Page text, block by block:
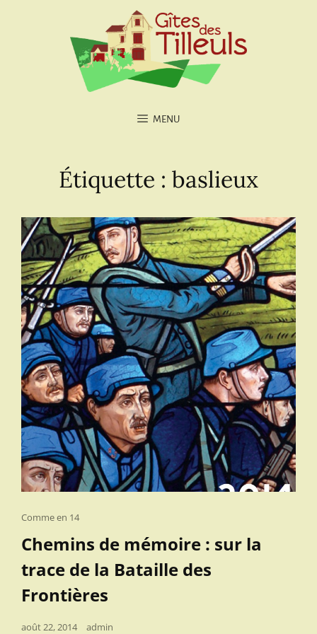
MENU
Étiquette : baslieux
Cat
Comme en 14
Chemins de mémoire : sur la
trace de la Bataille des
Frontières
Posted
août 22, 2014 admin